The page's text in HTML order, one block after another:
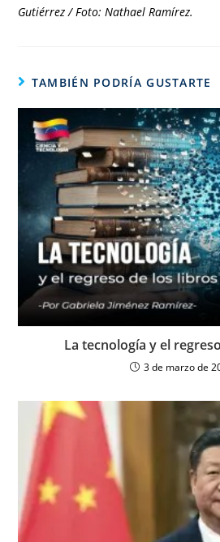
Gutiérrez / Foto: Nathael Ramírez.
TAMBIÉN PODRÍA GUSTARTE
La tecnología y el
3 de marzo de